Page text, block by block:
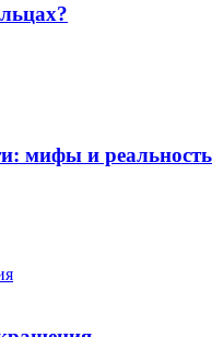
мифы и реальность